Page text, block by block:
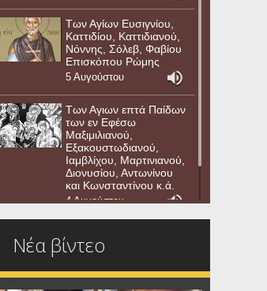
Των Αγίων Ευσιγνίου,
Καττιδίου, Καττιδιανού,
Νόννης, Σόλεβ, Φαβίου
Επισκόπου Ρώμης
5 Αυγούστου
Των Αγιων επτά Παίδων
των εν Εφέσω
Μαξιμιλιανού,
Εξακουστωδιανού,
Ιαμβλίχου, Μαρτινιανού,
Διονυσίου, Αντωνίνου
και Κωνσταντίνου κ.ά.
4 Αυγούστου
Νέα βίντεο